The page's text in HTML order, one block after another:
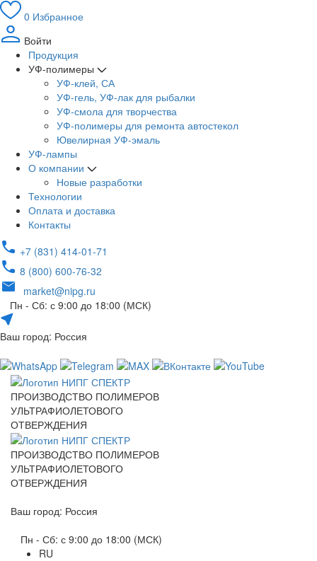
0 Избранное
Войти
Продукция
УФ-полимеры
УФ-клей, СА
УФ-гель, УФ-лак для рыбалки
УФ-смола для творчества
УФ-полимеры для ремонта автостекол
Ювелирная УФ-эмаль
УФ-лампы
О компании
Новые разработки
Технологии
Оплата и доставка
Контакты
+7 (831) 414-01-71
8 (800) 600-76-32
market@nipg.ru
Пн - Сб: с 9:00 до 18:00 (МСК)
Ваш город: Россия
ПРОИЗВОДСТВО ПОЛИМЕРОВ
УЛЬТРАФИОЛЕТОВОГО
ОТВЕРЖДЕНИЯ
ПРОИЗВОДСТВО ПОЛИМЕРОВ
УЛЬТРАФИОЛЕТОВОГО
ОТВЕРЖДЕНИЯ
Ваш город: Россия
Пн - Сб: с 9:00 до 18:00 (МСК)
RU